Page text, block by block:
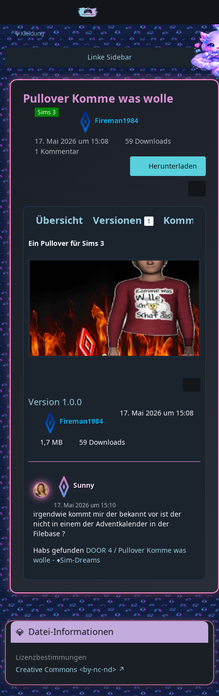
💎Kleidung
Pullover Komme was wolle
Sims 3
Fireman1984
17. Mai 2026 um 15:08
59 Downloads
1 Kommentar
Herunterladen
Übersicht Versionen 1
Ein Pullover für Sims 3
Version 1.0.0
Fireman1984
17. Mai 2026 um 15:08
1,7 MB 59 Downloads
Sunny
17. Mai 2026 um 15:10
irgendwie kommt mir der bekannt vor ist der
nicht in einem der Adventkalender in der
Filebase ?
Habs gefunden DOOR 4 / Pullover Komme was
wolle - ♦️Sim-Dreams
Datei-Informationen
Lizenzbestimmungen
Creative Commons <by-nc-nd>